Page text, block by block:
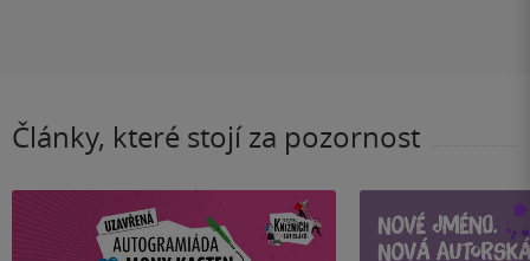
Články, které stojí za pozornost